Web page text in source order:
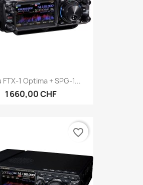
FTX-1 Optima + SPG-1...
1 660,00 CHF
favorite_border